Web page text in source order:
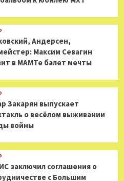
Андерсен,
Максим Севагин
в МАМТе балет мечты
Закарян выпускает
о весёлом выживании
войны
заключил соглашения о
с Большим